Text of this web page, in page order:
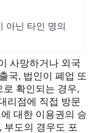
아닌 타인 명의
사망하거나 외국
국, 법인이 폐업 또
확인되는 경우,
리점에 직접 방문
대한 이용권의 승
부도의 경우도 포